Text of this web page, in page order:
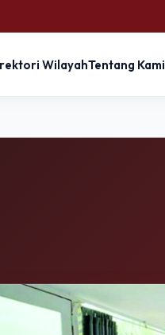
WilayahTentang Kami